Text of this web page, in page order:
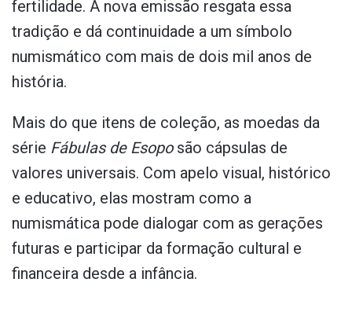
fertilidade. A nova emissão resgata essa
tradição e dá continuidade a um símbolo
numismático com mais de dois mil anos de
história.
Mais do que itens de coleção, as moedas da
série Fábulas de Esoposão cápsulas de
valores universais. Com apelo visual, histórico
e educativo, elas mostram como a
numismática pode dialogar com as gerações
futuras e participar da formação cultural e
financeira desde a infância.